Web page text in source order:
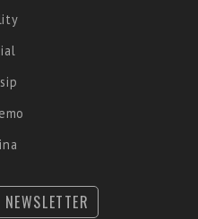
NEWSLETTER